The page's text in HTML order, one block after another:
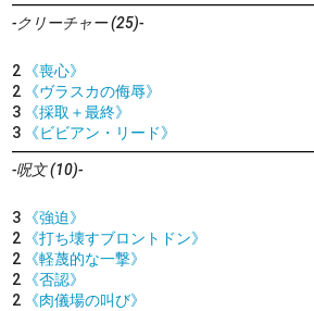
-クリーチャー (25)-
2
《喪心》
2
《ヴラスカの侮辱》
3
《採取＋最終》
3
《ビビアン・リード》
-呪文 (10)-
3
《強迫》
2
《打ち壊すブロントドン》
2
《軽蔑的な一撃》
2
《否認》
2
《肉儀場の叫び》